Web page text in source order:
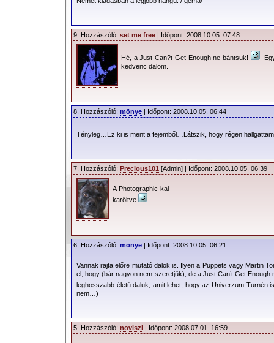
9. Hozzászóló: set me free | Időpont: 2008.10.05. 07:48
Hé, a Just Can?t Get Enough ne bántsuk!
kedvenc dalom.
8. Hozzászóló: mönye | Időpont: 2008.10.05. 06:44
Tényleg…Ez ki is ment a fejemből…Látszik, hogy régen
7. Hozzászóló: Precious101 [Admin] | Időpont: 2008.10.05. 06:39
A Photographic-kal
karöltve
6. Hozzászóló: mönye | Időpont: 2008.10.05. 06:21
Vannak rajta előre mutató dalok is. Ilyen a Puppets vagy Martin
el, hogy (bár nagyon nem szeretjük), de a Just Can’t Get
leghosszabb életű daluk, amit lehet, hogy az Univerzum Turnén
nem…)
5. Hozzászóló: noviszi | Időpont: 2008.07.01. 16:59